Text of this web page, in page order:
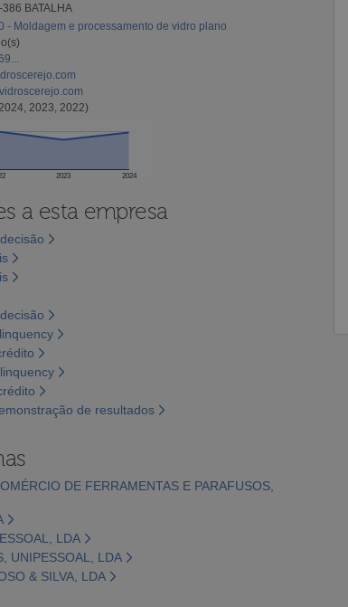
BATALHA
- Moldagem e processamento de vidro plano
2023, 2022)
2023 2024
a esta empresa
de resultados
DE FERRAMENTAS E PARAFUSOS,
LDA
UNIPESSOAL, LDA
& SILVA, LDA